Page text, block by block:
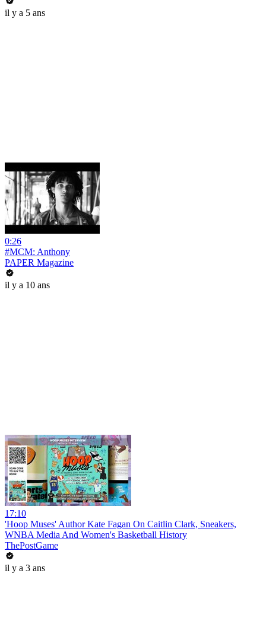
il y a 5 ans
0:26
#MCM: Anthony
PAPER Magazine
il y a 10 ans
17:10
'Hoop Muses' Author Kate Fagan On Caitlin Clark, Sneakers,
WNBA Media And Women's Basketball History
ThePostGame
il y a 3 ans